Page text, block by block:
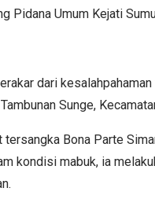
Pidana Umum Kejati
dari
Sunge,
tersangka Bona Parte
kondisi mabuk, ia